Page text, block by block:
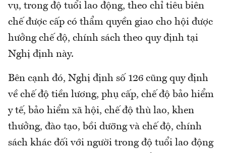
vụ, trong độ tuổi lao động, theo chỉ tiêu biên
chế được cấp có thẩm quyền giao cho hội được
hưởng chế độ, chính sách theo quy định tại
Nghị định này.
Bên cạnh đó, Nghị định số 126 cũng quy định
về chế độ tiền lương, phụ cấp, chế độ bảo hiểm
y tế, bảo hiểm xã hội, chế độ thù lao, khen
thưởng, đào tạo, bồi dưỡng và chế độ, chính
sách khác đối với người trong độ tuổi lao động